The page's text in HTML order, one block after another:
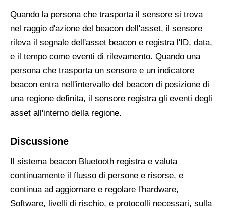
Quando la persona che trasporta il sensore si trova
nel raggio d'azione del beacon dell'asset, il sensore
rileva il segnale dell'asset beacon e registra l'ID, data,
e il tempo come eventi di rilevamento. Quando una
persona che trasporta un sensore e un indicatore
beacon entra nell'intervallo del beacon di posizione di
una regione definita, il sensore registra gli eventi degli
asset all'interno della regione.
Discussione
Il sistema beacon Bluetooth registra e valuta
continuamente il flusso di persone e risorse, e
continua ad aggiornare e regolare l'hardware,
Software, livelli di rischio, e protocolli necessari, sulla